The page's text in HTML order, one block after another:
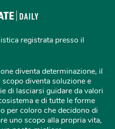
registrata presso il
diventa determinazione, il
diventa soluzione e
di lasciarsi guidare da valori
e di tutte le forme
per coloro che decidono di
uno scopo alla propria vita,